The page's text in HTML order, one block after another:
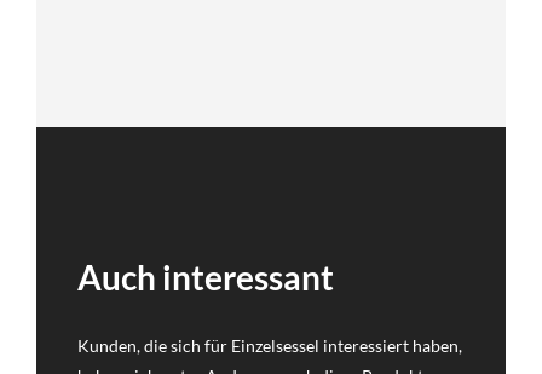
Auch interessant
Kunden, die sich für Einzelsessel interessiert haben,